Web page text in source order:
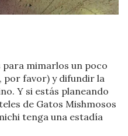
para mimarlos un poco
por favor) y difundir la
Y si estás planeando
de Gatos Mishmosos
tenga una estadía